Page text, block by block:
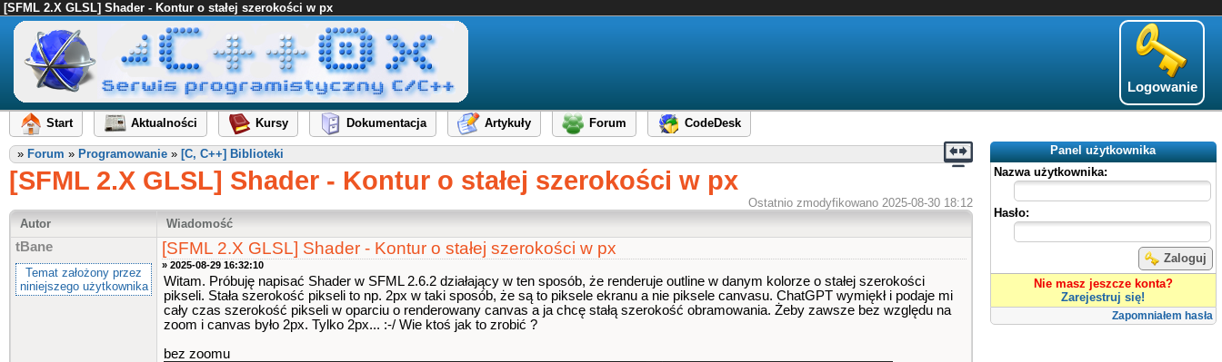
[SFML 2.X GLSL] Shader - Kontur o stałej szerokości w px
Logowanie
Start Aktualności Kursy Dokumentacja Artykuły Forum
CodeDesk
Panel użytkownika
Nazwa użytkownika:
Hasło:
Zaloguj
Nie masz jeszcze konta?
Zarejestruj się!
Zapomniałem hasła
» Forum » Programowanie » [C, C++] Biblioteki
[SFML 2.X GLSL] Shader - Kontur o stałej szerokości w px
Ostatnio zmodyfikowano 2025-08-30 18:12
Autor
Wiadomość
tBane
Temat założony przez
niniejszego użytkownika
[SFML 2.X GLSL] Shader - Kontur o stałej szerokości w px
» 2025-08-29 16:32:10
Witam. Próbuję napisać Shader w SFML 2.6.2 działający w ten sposób, że renderuje outline w danym kolorze o stałej szerokości
pikseli. Stała szerokość pikseli to np. 2px w taki sposób, że są to piksele ekranu a nie piksele canvasu. ChatGPT wymiękł i podaje mi
cały czas szerokość pikseli w oparciu o renderowany canvas a ja chcę stałą szerokość obramowania. Żeby zawsze bez względu na
zoom i canvas było 2px. Tylko 2px... :-/ Wie ktoś jak to zrobić ?
bez zoomu